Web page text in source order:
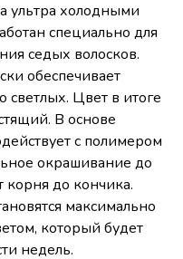
ультра холодными
специально для
седых волосков.
обеспечивает
светлых. Цвет в итоге
В основе
с полимером
окрашивание до
корня до кончика.
максимально
который будет
недель.